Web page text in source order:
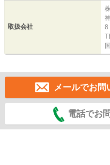
取扱会社
8
メールでお問
電話でお